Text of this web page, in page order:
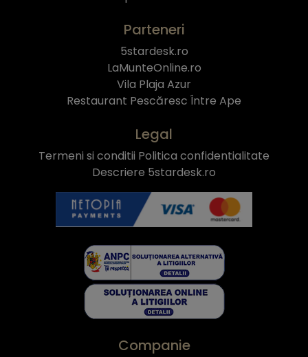
Parteneri
5stardesk.ro
LaMunteOnline.ro
Vila Plaja Azur
Restaurant Pescăresc Între Ape
Legal
Termeni si conditii Politica confidentialitate
Descriere 5stardesk.ro
Companie